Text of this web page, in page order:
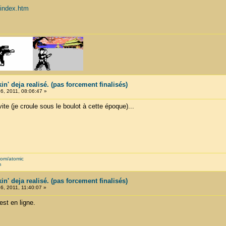
deja realisé. (pas forcement finalisés)
2011, 08:06:47 »
(je croule sous le boulot à cette époque)...
atomic
deja realisé. (pas forcement finalisés)
2011, 11:40:07 »
en ligne.